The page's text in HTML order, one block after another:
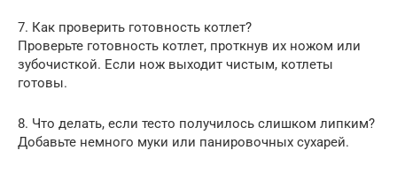
7. Как проверить готовность котлет?
Проверьте готовность котлет, проткнув их ножом или
зубочисткой. Если нож выходит чистым, котлеты
готовы.
8. Что делать, если тесто получилось слишком липким?
Добавьте немного муки или панировочных сухарей.